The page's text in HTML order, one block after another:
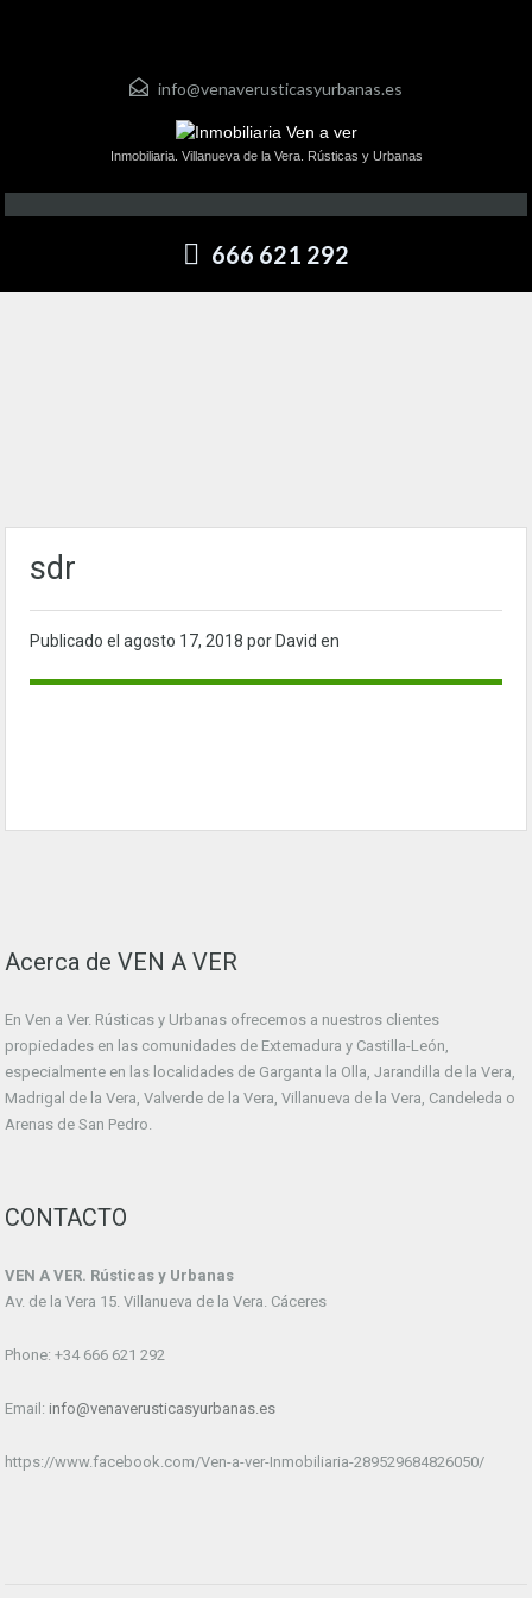
info@venaverusticasyurbanas.es
Inmobiliaria. Villanueva de la Vera. Rústicas y Urbanas
666 621 292
sdr
Publicado el agosto 17, 2018 por David en
Acerca de VEN A VER
En Ven a Ver. Rústicas y Urbanas ofrecemos a nuestros clientes
propiedades en las comunidades de Extemadura y Castilla-León,
especialmente en las localidades de Garganta la Olla, Jarandilla de la Vera,
Madrigal de la Vera, Valverde de la Vera, Villanueva de la Vera, Candeleda o
Arenas de San Pedro.
CONTACTO
VEN A VER. Rústicas y Urbanas
Av. de la Vera 15. Villanueva de la Vera. Cáceres
Phone: +34 666 621 292
Email: info@venaverusticasyurbanas.es
https://www.facebook.com/Ven-a-ver-Inmobiliaria-289529684826050/